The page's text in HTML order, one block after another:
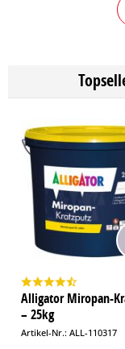
Alligator Miropan-
– 25kg
Artikel-Nr.: ALL-110317